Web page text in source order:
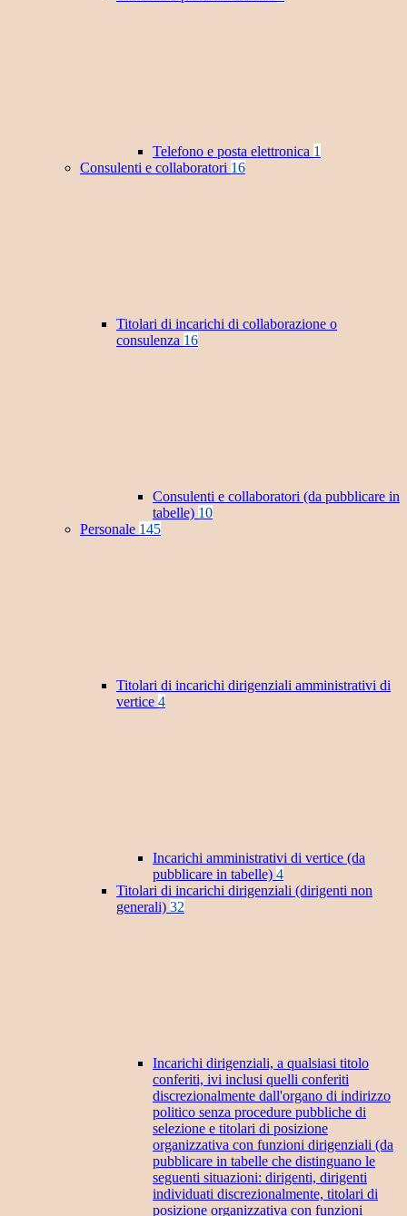
Telefono e posta elettronica 1
Consulenti e collaboratori 16
Titolari di incarichi di collaborazione o
consulenza 16
Consulenti e collaboratori (da pubblicare in
tabelle) 10
Personale 145
Titolari di incarichi dirigenziali amministrativi di
vertice 4
Incarichi amministrativi di vertice (da
pubblicare in tabelle) 4
Titolari di incarichi dirigenziali (dirigenti non
generali) 32
Incarichi dirigenziali, a qualsiasi titolo
conferiti, ivi inclusi quelli conferiti
discrezionalmente dall'organo di indirizzo
politico senza procedure pubbliche di
selezione e titolari di posizione
organizzativa con funzioni dirigenziali (da
pubblicare in tabelle che distinguano le
seguenti situazioni: dirigenti, dirigenti
individuati discrezionalmente, titolari di
posizione organizzativa con funzioni